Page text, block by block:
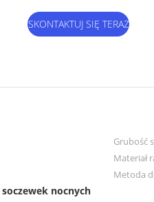
SKONTAKTUJ SIĘ TERAZ
Grubość
Materiał
Metoda
nocnych